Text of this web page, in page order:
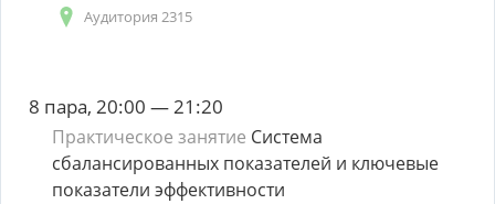
Аудитория 2315
8 пара, 20:00 — 21:20
Практическое занятие Система
сбалансированных показателей и ключевые
показатели эффективности